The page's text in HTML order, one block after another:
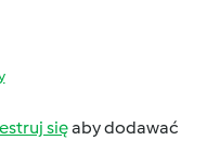
sięaby dodawać